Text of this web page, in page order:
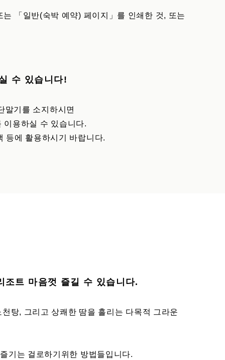
「일반(숙박 예약) 페이지」를 인쇄한 것, 또는
수 있습니다!
말기를 소지하시면
용하실 수 있습니다.
등에 활용하시기 바랍니다.
조트 마음껏 즐길 수 있습니다.
탕, 그리고 상쾌한 땀을 흘리는 다목적 그라운
기는 걸로하기위한 방법들입니다.